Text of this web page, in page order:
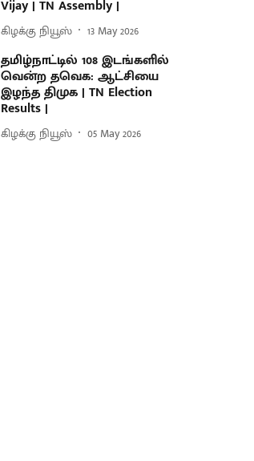
Vijay | TN Assembly |
கிழக்கு நியூஸ் 13 May 2026
தமிழ்நாட்டில் 108 இடங்களில்
வென்ற தவெக: ஆட்சியை
இழந்த திமுக | TN Election
Results |
கிழக்கு நியூஸ் 05 May 2026